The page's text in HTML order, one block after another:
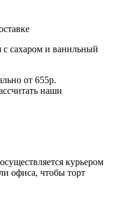
с сахаром и ванильный
от 655р.
наши
курьером
офиса, чтобы торт